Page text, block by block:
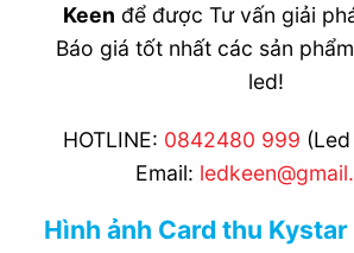
Keen để được Tư vấn giải
Báo giá tốt nhất các sản
led!
HOTLINE: 0842480 999
Email:
Hình ảnh Card thu Kystar